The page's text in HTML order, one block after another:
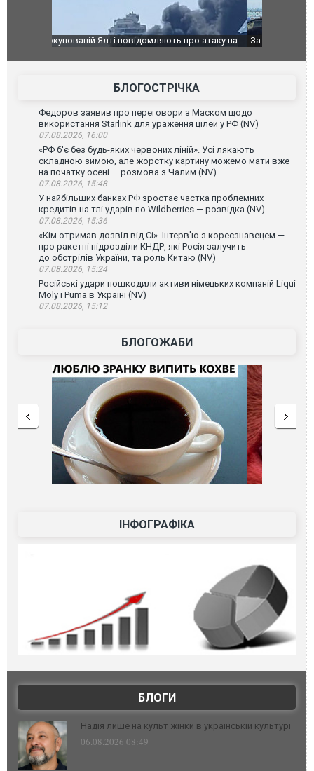
За 2000 кілометрів від кордону з Україною: в
Єкатеринбурзі після атаки дронів загорівся
склад Wildberries. ФОТО. ВІДЕО
В
БЛОГОСТРІЧКА
Федоров заявив про переговори з Маском щодо
використання Starlink для ураження цілей у РФ (NV)
07.08.2026, 16:00
«РФ б'є без будь-яких червоних ліній». Усі лякають
складною зимою, але жорстку картину можемо мати вже
на початку осені — розмова з Чалим (NV)
07.08.2026, 15:48
У найбільших банках РФ зростає частка проблемних
кредитів на тлі ударів по Wildberries — розвідка (NV)
07.08.2026, 15:36
«Кім отримав дозвіл від Сі». Інтерв'ю з кореєзнавецем —
про ракетні підрозділи КНДР, які Росія залучить
до обстрілів України, та роль Китаю (NV)
07.08.2026, 15:24
Російські удари пошкодили активи німецьких компаній Liqui
Moly і Puma в Україні (NV)
07.08.2026, 15:12
БЛОГОЖАБИ
ІНФОГРАФІКА
БЛОГИ
Надія лише на культ жінки в українській культурі
06.08.2026 08:49